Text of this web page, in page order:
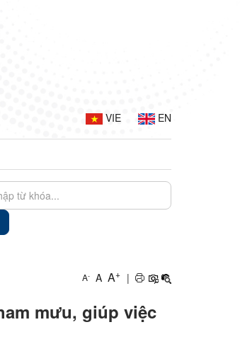
VIE EN
A- A A+ |
mưu, giúp việc